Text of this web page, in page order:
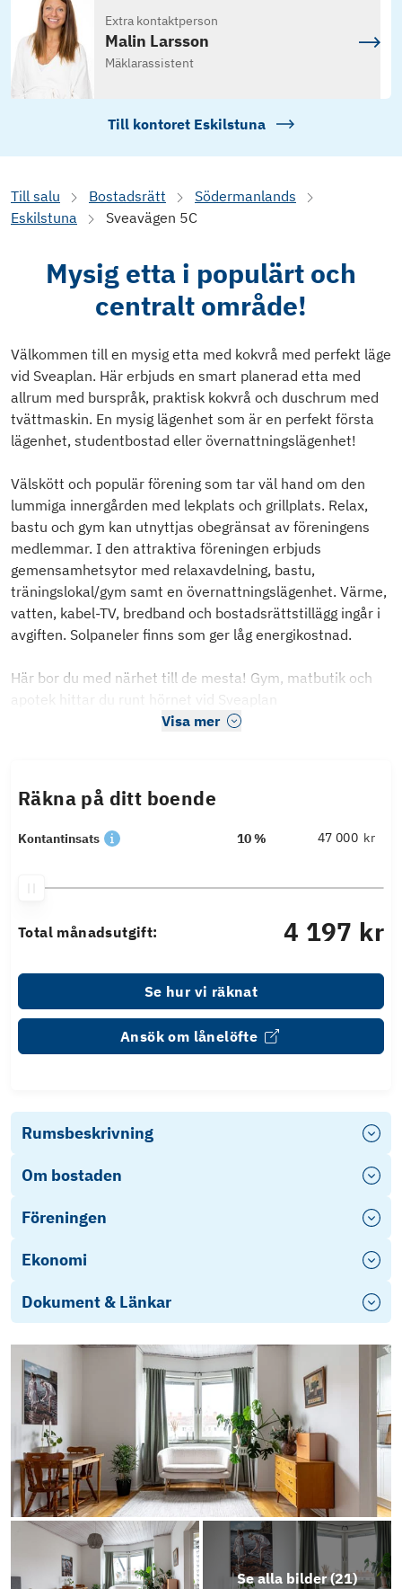
Extra kontaktperson
Malin Larsson
Mäklarassistent
Till kontoret Eskilstuna
Till salu Bostadsrätt
Södermanlands
Eskilstuna
Sveavägen 5C
Mysig etta i populärt och
centralt område!
Välkommen till en mysig etta med kokvrå med perfekt läge
vid Sveaplan. Här erbjuds en smart planerad etta med
allrum med burspråk, praktisk kokvrå och duschrum med
tvättmaskin. En mysig lägenhet som är en perfekt första
lägenhet, studentbostad eller övernattningslägenhet!
Välskött och populär förening som tar väl hand om den
lummiga innergården med lekplats och grillplats. Relax,
bastu och gym kan utnyttjas obegränsat av föreningens
medlemmar. I den attraktiva föreningen erbjuds
gemensamhetsytor med relaxavdelning, bastu,
träningslokal/gym samt en övernattningslägenhet. Värme,
vatten, kabel-TV, bredband och bostadsrättstillägg ingår i
avgiften. Solpaneler finns som ger låg energikostnad.
Här bor du med närhet till de mesta! Gym, matbutik och
apotek hittar du runt hörnet vid Sveaplan
Visa mer
Räkna på ditt boende
Kontantinsats 10 % kr
Total månadsutgift: 4 197 kr
Se hur vi räknat
Ansök om lånelöfte
Rumsbeskrivning
Om bostaden
Föreningen
Ekonomi
Dokument & Länkar
fef7c794-0024-4047-8aaf-
20ba9129047f_Brf
Objektsbeskrivning
Se alla bilder (21)